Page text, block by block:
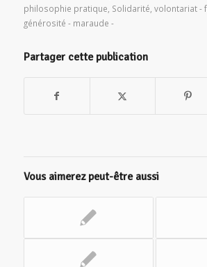
philosophie pratique Solidarité volontariat -
générosité - maraude -
Partager cette publication
Vous aimerez peut-être aussi